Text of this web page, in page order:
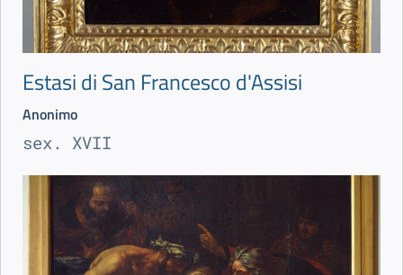
Estasi di San Francesco d'Assisi
Anonimo
sex. XVII